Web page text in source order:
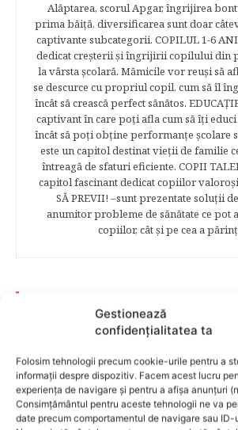
Gestionează
confidențialitatea ta
Folosim tehnologii precum cookie-urile pentru a
informații despre dispozitiv. Facem acest lucru
experiența de navigare și pentru a afișa anunțuri
Consimțământul pentru aceste tehnologii ne va
date precum comportamentul de navigare sau
Alăptarea, scorul Apgar, îngrijirea
prima băiţă, diversificarea sunt doar
captivante subcategorii. COPILUL 1-6
dedicat creşterii şi îngrijirii copilului din
la vârsta şcolară. Mămicile vor reuşi să
se descurce cu propriul copil, cum să îl
încât să crească perfect sănătos.
captivant în care poţi afla cum să îţi
încât să poţi obţine performanţe şcolare
este un capitol destinat vieţii de familie
întreagă de sfaturi eficiente. COPII
capitol fascinant dedicat copiilor
SĂ PREVII! –sunt prezentate soluţii
anumitor probleme de sănătate ce pot
copiilor, cât şi pe cea a